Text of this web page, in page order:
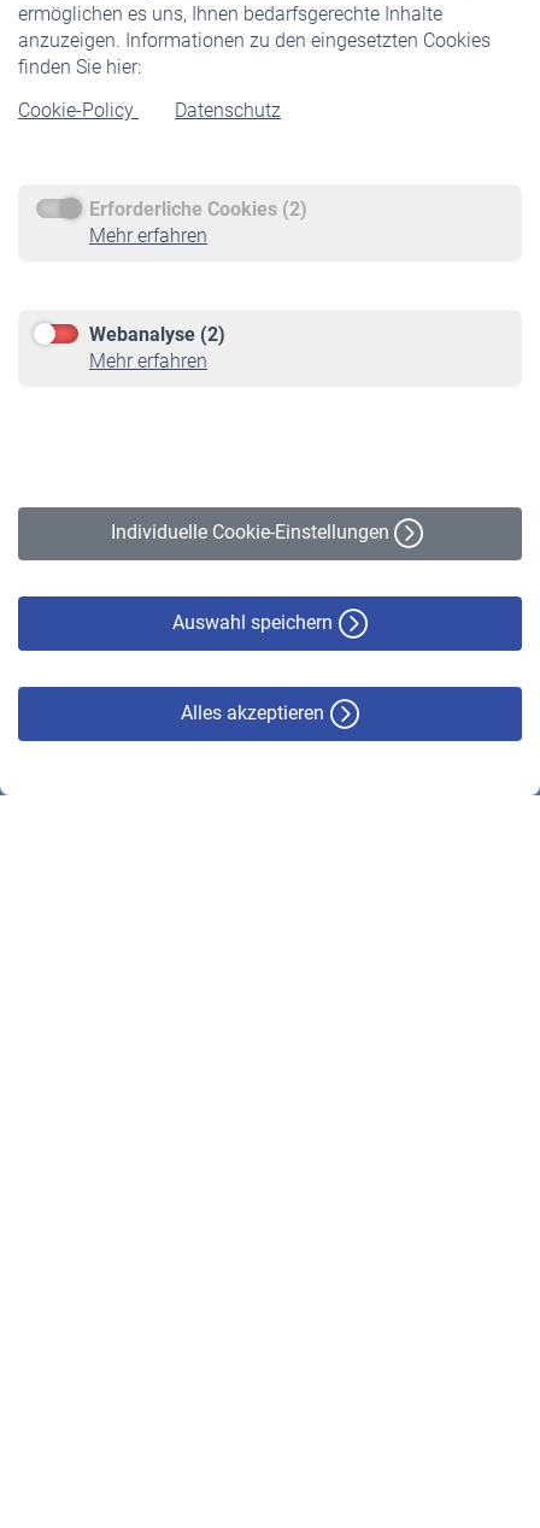
ermöglichen es uns, Ihnen bedarfsgerechte Inhalte
anzuzeigen. Informationen zu den eingesetzten Cookies
finden Sie hier:
Cookie-Policy
Datenschutz
Erforderliche Cookies (2)
Mehr erfahren
Webanalyse (2)
Mehr erfahren
Individuelle Cookie-Einstellungen
Auswahl speichern
Alles akzeptieren
Rentner
Rentenbeginn
Rente beantragen
Service
Informationen
Online-Rechner
VBLnewsletter
Erklärung zur Barrierefreiheit
© VBL 2026